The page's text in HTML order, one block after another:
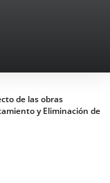
de las obras
y Eliminación de